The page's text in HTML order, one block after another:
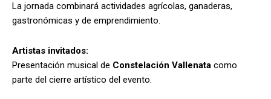
La jornada combinará actividades agrícolas, ganaderas,
gastronómicas y de emprendimiento.
Artistas invitados:
Presentación musical de Constelación Vallenata como
parte del cierre artístico del evento.